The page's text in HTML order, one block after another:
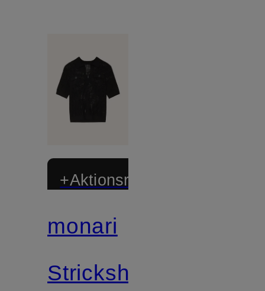
+Aktionsrabatt
monari
Strickshirt